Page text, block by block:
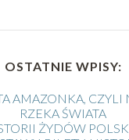
OSTATNIE WPISY:
AMAZONKA, CZYLI
RZEKA ŚWIATA
ŻYDÓW